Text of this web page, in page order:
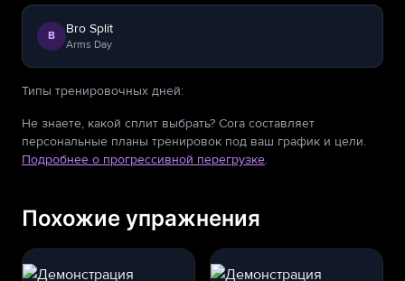
B Bro Split
Arms Day
Типы тренировочных дней:
Не знаете, какой сплит выбрать? Cora составляет
персональные планы тренировок под ваш график и цели.
Подробнее о прогрессивной перегрузке.
Похожие упражнения